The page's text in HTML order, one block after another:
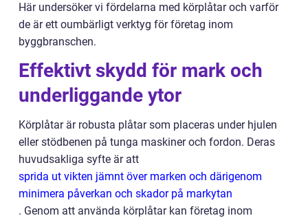
Här undersöker vi fördelarna med körplåtar och varför
de är ett oumbärligt verktyg för företag inom
byggbranschen.
Effektivt skydd för mark och
underliggande ytor
Körplåtar är robusta plåtar som placeras under hjulen
eller stödbenen på tunga maskiner och fordon. Deras
huvudsakliga syfte är att
sprida ut vikten jämnt över marken och därigenom
minimera påverkan och skador på markytan
. Genom att använda körplåtar kan företag inom